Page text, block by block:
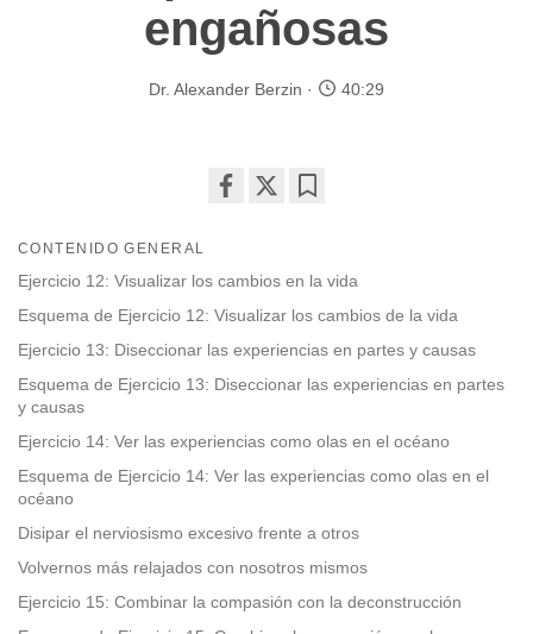
engañosas
Dr. Alexander Berzin 40:29
facebook
CONTENIDO GENERAL
Ejercicio 12: Visualizar los cambios en la vida
Esquema de Ejercicio 12: Visualizar los cambios de la vida
Ejercicio 13: Diseccionar las experiencias en partes y causas
Esquema de Ejercicio 13: Diseccionar las experiencias en partes
y causas
Ejercicio 14: Ver las experiencias como olas en el océano
Esquema de Ejercicio 14: Ver las experiencias como olas en el
océano
Disipar el nerviosismo excesivo frente a otros
Volvernos más relajados con nosotros mismos
Ejercicio 15: Combinar la compasión con la deconstrucción